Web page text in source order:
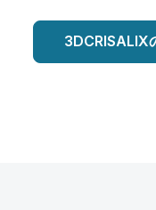
3DCRISALIX